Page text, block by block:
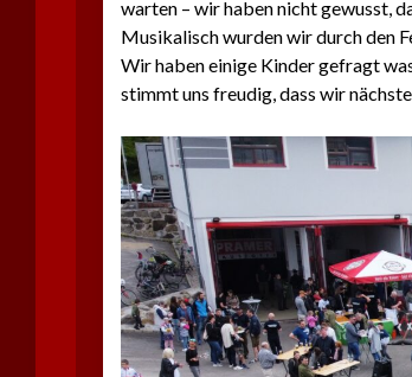
warten – wir haben nicht gewusst,
Musikalisch wurden wir durch den
Wir haben einige Kinder gefragt
stimmt uns freudig, dass wir